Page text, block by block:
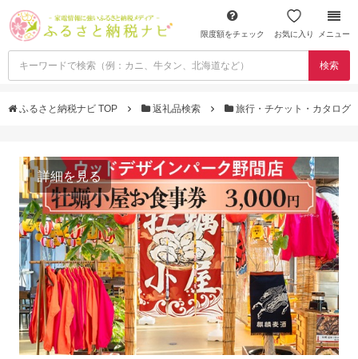
限度額をチェック お気に入り メニュー
検索
ふるさと納税ナビ TOP 返礼品検索 旅行・チケット・カタログ
詳細を見る